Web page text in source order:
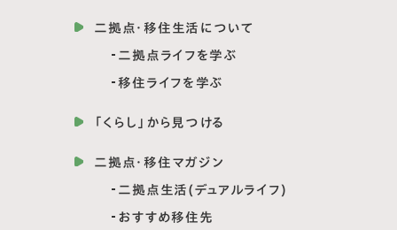
二拠点・移住生活について
二拠点ライフを学ぶ
移住ライフを学ぶ
「くらし」から見つける
二拠点・移住マガジン
二拠点生活(デュアルライフ)
おすすめ移住先